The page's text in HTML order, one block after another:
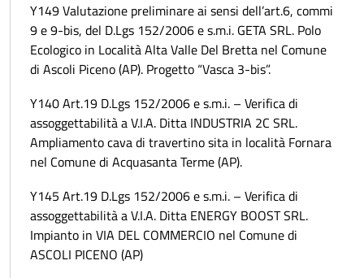
Y149 Valutazione preliminare ai sensi dell’art.6, commi
9 e 9-bis, del D.Lgs 152/2006 e s.m.i. GETA SRL. Polo
Ecologico in Località Alta Valle Del Bretta nel Comune
di Ascoli Piceno (AP). Progetto “Vasca 3-bis”.
Y140 Art.19 D.Lgs 152/2006 e s.m.i. – Verifica di
assoggettabilità a V.I.A. Ditta INDUSTRIA 2C SRL.
Ampliamento cava di travertino sita in località Fornara
nel Comune di Acquasanta Terme (AP).
Y145 Art.19 D.Lgs 152/2006 e s.m.i. – Verifica di
assoggettabilità a V.I.A. Ditta ENERGY BOOST SRL.
Impianto in VIA DEL COMMERCIO nel Comune di
ASCOLI PICENO (AP)